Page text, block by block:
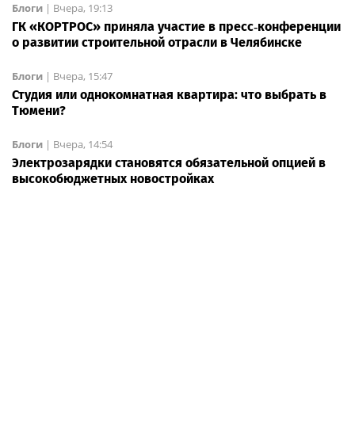
Блоги | Вчера, 19:13
ГК «КОРТРОС» приняла участие в пресс‑конференции
о развитии строительной отрасли в Челябинске
Блоги | Вчера, 15:47
Студия или однокомнатная квартира: что выбрать в
Тюмени?
Блоги | Вчера, 14:54
Электрозарядки становятся обязательной опцией в
высокобюджетных новостройках